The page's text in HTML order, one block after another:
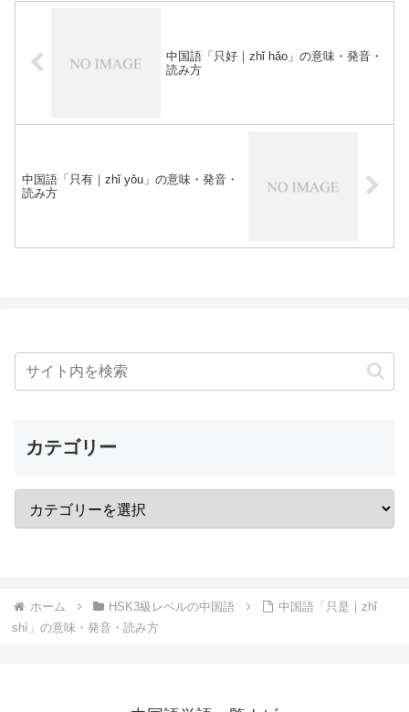
中国語「只好｜zhǐ hǎo」の意味・発音・
読み方
中国語「只有｜zhǐ yǒu」の意味・発音・
読み方
カテゴリー
ホーム HSK3級レベルの中国語
中国語「只是｜zhǐ
shì」の意味・発音・読み方